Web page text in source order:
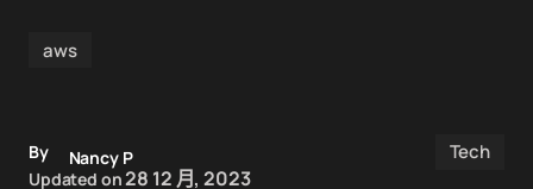
aws
By
Nancy P
Updated on28 12 月, 2023
Tech